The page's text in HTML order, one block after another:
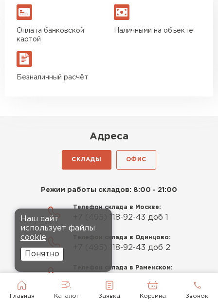
Главная Каталог Заявка Корзина Звонок
Оплата банковской
картой
Наличными на объекте
Безналичный расчёт
Адреса
СКЛАДЫ ОФИС
Режим работы складов: 8:00 - 21:00
Телефон склада в Москве:
+7 (495) 118-92-43 доб 1
Телефон склада в Одинцово:
+7 (495) 118-92-43 доб 2
Телефон склада в Раменском:
Наш сайт
использует файлы
cookie
Понятно